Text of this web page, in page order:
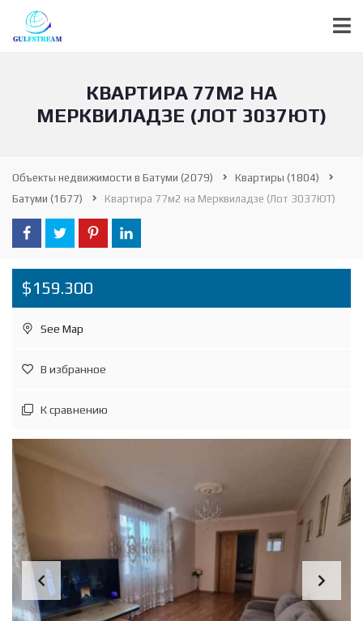
КВАРТИРА 77М2 НА
МЕРКВИЛАДЗЕ (ЛОТ 3037ЮТ)
Объекты недвижимости в Батуми (2079) Квартиры (1804)
Батуми (1677) Квартира 77м2 на Мерквиладзе (Лот 3037ЮТ)
$159.300
See Map
В избранное
К сравнению